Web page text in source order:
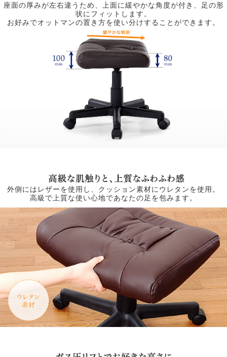
座面の厚みが左右違うため、上面に緩やかな角度が付き、足の形
状にフィットします。
お好みでオットマンの置き方を使い分けすることができます。
外側にはレザーを使用し、クッション素材にウレタンを使用。
高級で上質な使い心地であなたの足を包みます。